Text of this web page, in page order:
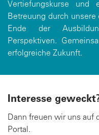
Vertiefungskurse und
Betreuung durch
Ende der
Perspektiven.
erfolgreiche Zukunft.
Interesse
Dann freuen wir uns auf
Portal.